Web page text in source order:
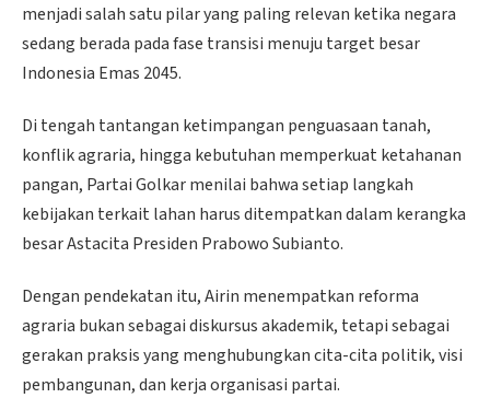
menjadi salah satu pilar yang paling relevan ketika negara
sedang berada pada fase transisi menuju target besar
Indonesia Emas 2045.
Di tengah tantangan ketimpangan penguasaan tanah,
konflik agraria, hingga kebutuhan memperkuat ketahanan
pangan, Partai Golkar menilai bahwa setiap langkah
kebijakan terkait lahan harus ditempatkan dalam kerangka
besar Astacita Presiden Prabowo Subianto.
Dengan pendekatan itu, Airin menempatkan reforma
agraria bukan sebagai diskursus akademik, tetapi sebagai
gerakan praksis yang menghubungkan cita-cita politik, visi
pembangunan, dan kerja organisasi partai.